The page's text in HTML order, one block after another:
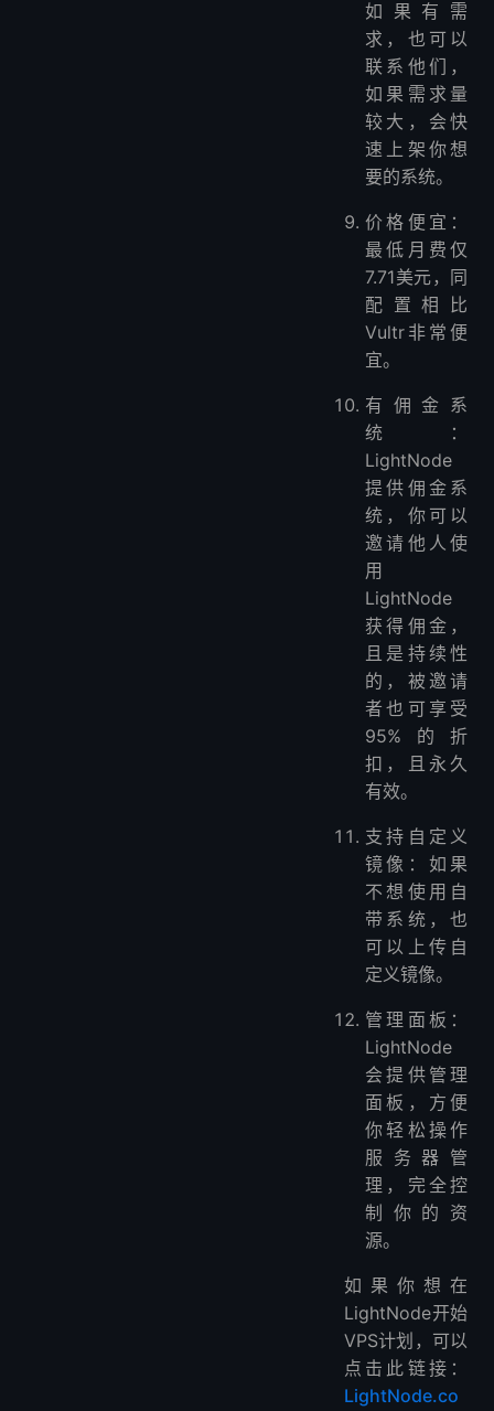
如果有需
求，也可以
联系他们，
如果需求量
较大，会快
速上架你想
要的系统。
价格便宜：
最低月费仅
7.71美元，同
配置相比
Vultr非常便
宜。
有佣金系
统：
LightNode
提供佣金系
统，你可以
邀请他人使
用
LightNode
获得佣金，
且是持续性
的，被邀请
者也可享受
95%的折
扣，且永久
有效。
支持自定义
镜像：如果
不想使用自
带系统，也
可以上传自
定义镜像。
管理面板：
LightNode
会提供管理
面板，方便
你轻松操作
服务器管
理，完全控
制你的资
源。
如果你想在
LightNode开始
VPS计划，可以
点击此链接：
LightNode.co